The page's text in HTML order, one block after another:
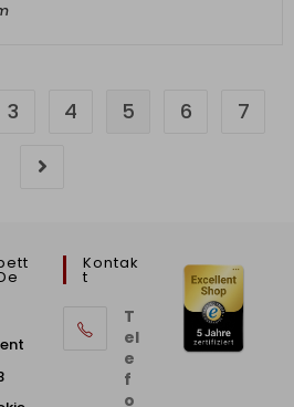
3 4 5 6 7
Kontak
T
T
el
e
f
o